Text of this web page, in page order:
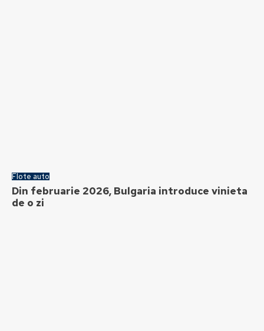
Flote auto
Din februarie 2026, Bulgaria introduce vinieta
de o zi